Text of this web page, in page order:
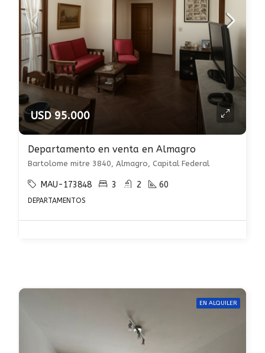
USD 95.000
Departamento en venta en Almagro
Bartolome mitre 3840, Almagro, Capital Federal
MAU-173848 3 2 60
DEPARTAMENTOS
EN ALQUILER